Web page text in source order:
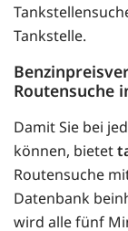
Tankstelle.
Routensuche
Damit Sie bei
können, bietet
Routensuche
Datenbank
wird alle fünf